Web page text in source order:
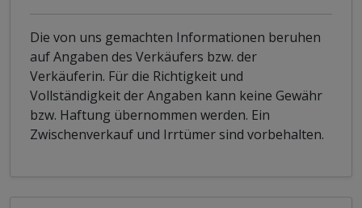
Die von uns gemachten Informationen beruhen
auf Angaben des Verkäufers bzw. der
Verkäuferin. Für die Richtigkeit und
Vollständigkeit der Angaben kann keine Gewähr
bzw. Haftung übernommen werden. Ein
Zwischenverkauf und Irrtümer sind vorbehalten.